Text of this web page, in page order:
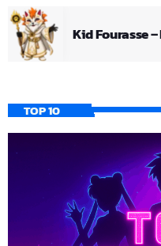
Kid Fourasse
TOP 10